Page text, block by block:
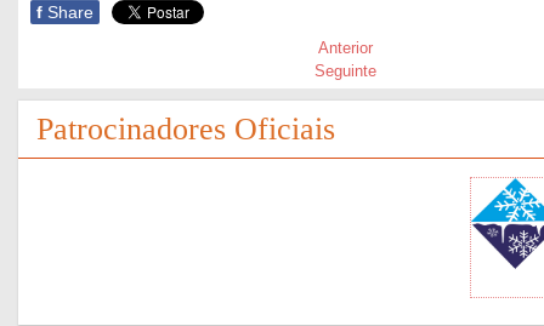
f Share
Anterior
Seguinte
Patrocinadores Oficiais